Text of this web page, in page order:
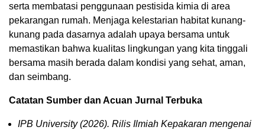
serta membatasi penggunaan pestisida kimia di area
pekarangan rumah. Menjaga kelestarian habitat kunang-
kunang pada dasarnya adalah upaya bersama untuk
memastikan bahwa kualitas lingkungan yang kita tinggali
bersama masih berada dalam kondisi yang sehat, aman,
dan seimbang.
Catatan Sumber dan Acuan Jurnal Terbuka
IPB University (2026). Rilis Ilmiah Kepakaran mengenai